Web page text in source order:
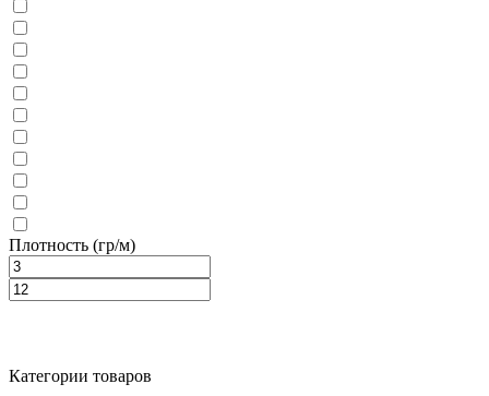
Плотность (гр/м)
Категории товаров